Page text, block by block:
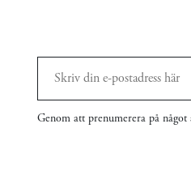
Genom att prenumerera på